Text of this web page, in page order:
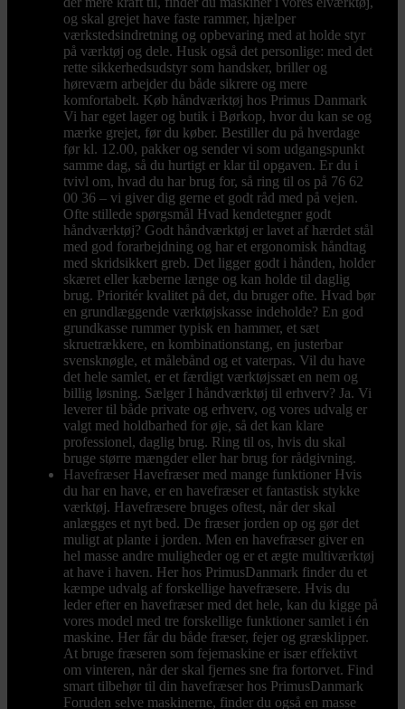
og skal grejet have faste rammer, hjælper
værkstedsindretning og opbevaring med at holde styr
på værktøj og dele. Husk også det personlige: med det
rette sikkerhedsudstyr som handsker, briller og
høreværn arbejder du både sikrere og mere
komfortabelt. Køb håndværktøj hos Primus Danmark
Vi har eget lager og butik i Børkop, hvor du kan se og
mærke grejet, før du køber. Bestiller du på hverdage
før kl. 12.00, pakker og sender vi som udgangspunkt
samme dag, så du hurtigt er klar til opgaven. Er du i
tvivl om, hvad du har brug for, så ring til os på 76 62
00 36 – vi giver dig gerne et godt råd med på vejen.
Ofte stillede spørgsmål Hvad kendetegner godt
håndværktøj? Godt håndværktøj er lavet af hærdet stål
med god forarbejdning og har et ergonomisk håndtag
med skridsikkert greb. Det ligger godt i hånden, holder
skæret eller kæberne længe og kan holde til daglig
brug. Prioritér kvalitet på det, du bruger ofte. Hvad bør
en grundlæggende værktøjskasse indeholde? En god
grundkasse rummer typisk en hammer, et sæt
skruetrækkere, en kombinationstang, en justerbar
svensknøgle, et målebånd og et vaterpas. Vil du have
det hele samlet, er et færdigt værktøjssæt en nem og
billig løsning. Sælger I håndværktøj til erhverv? Ja. Vi
leverer til både private og erhverv, og vores udvalg er
valgt med holdbarhed for øje, så det kan klare
professionel, daglig brug. Ring til os, hvis du skal
bruge større mængder eller har brug for rådgivning.
Havefræser Havefræser med mange funktioner Hvis
du har en have, er en havefræser et fantastisk stykke
værktøj. Havefræsere bruges oftest, når der skal
anlægges et nyt bed. De fræser jorden op og gør det
muligt at plante i jorden. Men en havefræser giver en
hel masse andre muligheder og er et ægte multiværktøj
at have i haven. Her hos PrimusDanmark finder du et
kæmpe udvalg af forskellige havefræsere. Hvis du
leder efter en havefræser med det hele, kan du kigge på
vores model med tre forskellige funktioner samlet i én
maskine. Her får du både fræser, fejer og græsklipper.
At bruge fræseren som fejemaskine er især effektivt
om vinteren, når der skal fjernes sne fra fortorvet. Find
smart tilbehør til din havefræser hos PrimusDanmark
Foruden selve maskinerne, finder du også en masse